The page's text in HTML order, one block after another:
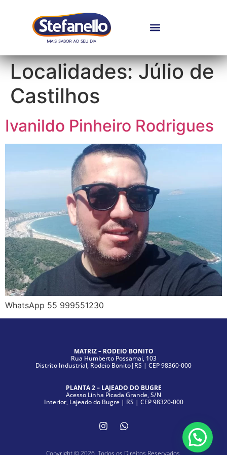
Localidades:Júlio de
Castilhos
Ivanildo Pinheiro Rodrigues
WhatsApp 55 999551230
MATRIZ – RODEIO BONITO
Rua Humberto Possamai, 103
Distrito Industrial, Rodeio Bonito|RS | CEP 98360-000
PLANTA 2 – LAJEADO DO BUGRE
Acesso Linha Picada Grande, S/N
Interior, Lajeado do Bugre | RS | CEP 98320-000